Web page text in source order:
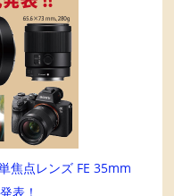
焦点レンズ FE 35mm
表！